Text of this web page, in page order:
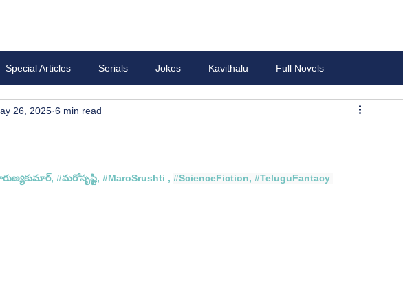
Special Articles Serials Jokes Kavithalu Full Novels
26, 2025 6 min read
#మరోసృష్టి, #MaroSrushti , #ScienceFiction, #TeluguFantacy